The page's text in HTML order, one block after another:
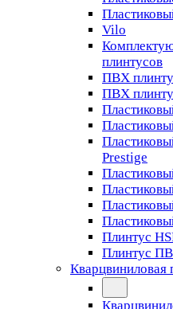
Vilo
плинтусов
ПВХ
ПВХ
Prestige
Плинтус
Плинтус